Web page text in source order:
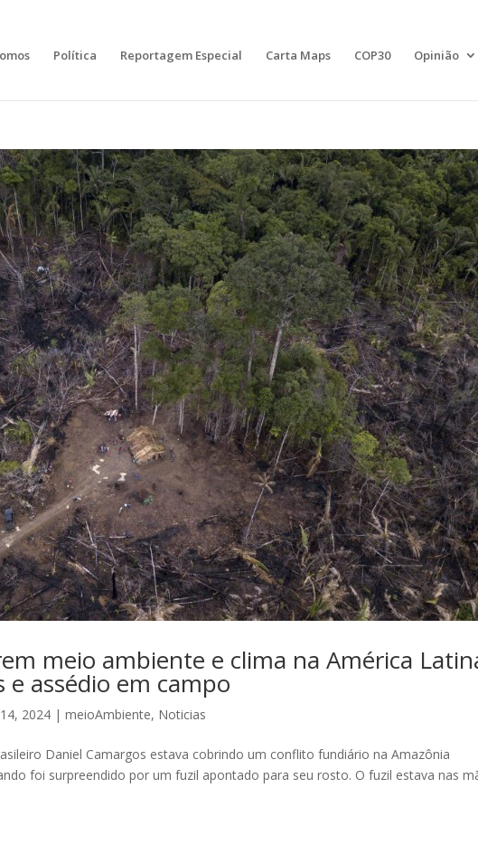
Política Reportagem Especial Carta Maps COP30 Opinião
meio ambiente e clima na América
assédio em campo
2024 |meioAmbiente, Noticias
Daniel Camargos estava cobrindo um conflito fundiário na Amazônia
foi surpreendido por um fuzil apontado para seu rosto. O fuzil estava nas